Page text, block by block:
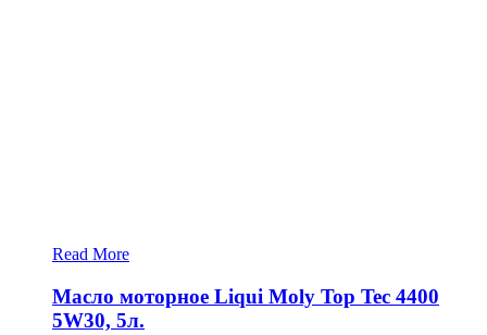
Read More
Масло моторное Liqui Moly Top Tec 4400
5W30, 5л.